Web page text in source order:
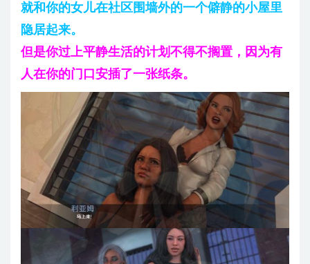
就和你的女儿在社区围墙外的一个僻静的小屋里
隐居起来。
但是你过上平静生活的计划不得不搁置，因为有
人在你的门口安插了一张纸条。